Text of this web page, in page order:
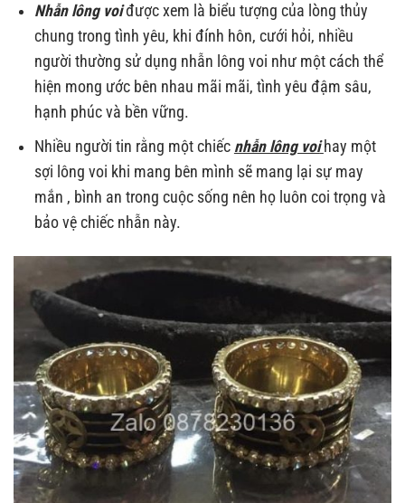
Nhẫn lông voiđược xem là biểu tượng của lòng thủy
chung trong tình yêu, khi đính hôn, cưới hỏi, nhiều
người thường sử dụng nhẫn lông voi như một cách thể
hiện mong ước bên nhau mãi mãi, tình yêu đậm sâu,
hạnh phúc và bền vững.
Nhiều người tin rằng một chiếc nhẫn lông voi hay một
sợi lông voi khi mang bên mình sẽ mang lại sự may
mắn , bình an trong cuộc sống nên họ luôn coi trọng và
bảo vệ chiếc nhẫn này.